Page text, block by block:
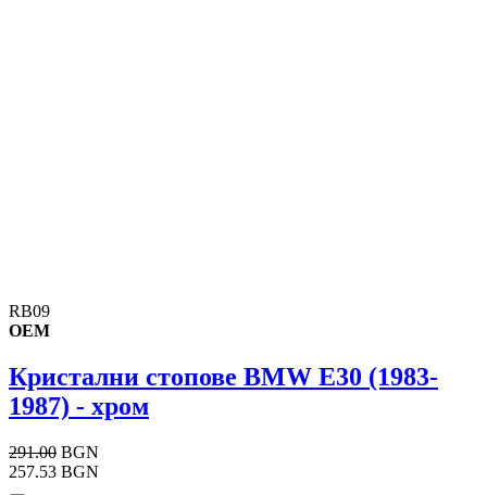
RB09
OEM
Кристални стопове BMW E30 (1983-
1987) - хром
291.00 BGN
257.53 BGN